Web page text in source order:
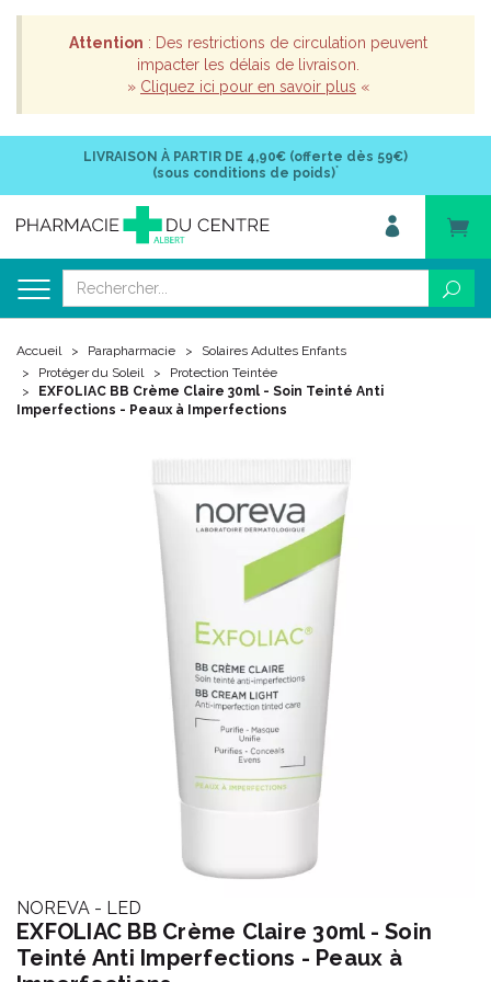
Attention : Des restrictions de circulation peuvent
impacter les délais de livraison.
» Cliquez ici pour en savoir plus «
LIVRAISON À PARTIR DE 4,90€ (offerte dès 59€)
(sous conditions de poids)*
Accueil Parapharmacie
Solaires Adultes Enfants
Protéger du Soleil
Protection Teintée
EXFOLIAC BB Crème Claire 30ml - Soin Teinté Anti
Imperfections - Peaux à Imperfections
NOREVA - LED
EXFOLIAC BB Crème Claire 30ml - Soin
Teinté Anti Imperfections - Peaux à